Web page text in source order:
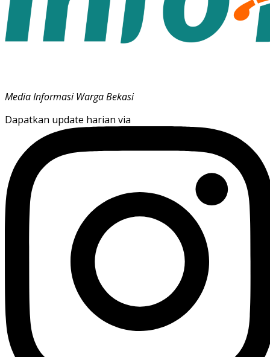
Media Informasi Warga Bekasi
Dapatkan update harian via